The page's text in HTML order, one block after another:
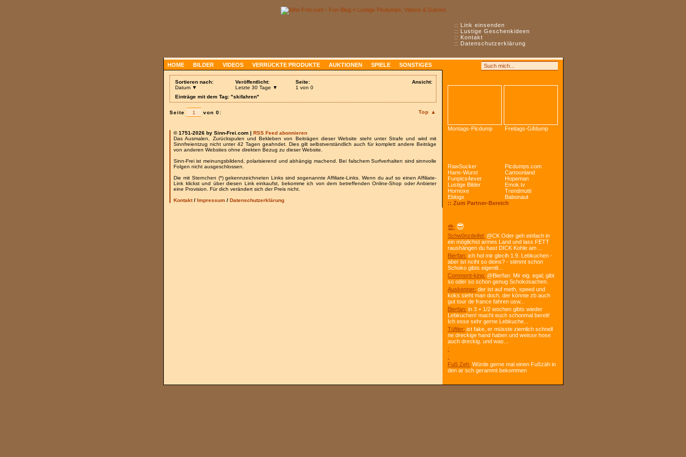
:: Link einsenden
:: Lustige Geschenkideen
:: Kontakt
:: Datenschutzerklärung
HOME BILDER VIDEOS VERRÜCKTE PRODUKTE AUKTIONEN SPIELE SONSTIGES
Ansicht:
Sortieren nach:
Datum ▼
Veröffentlicht:
Letzte 30 Tage ▼
Seite:
1 von 0
Einträge mit dem Tag: "skifahren"
Top ▲
Seite von 0:
© 1751-2026 by Sinn-Frei.com | RSS Feed abonnieren
Das Ausmalen, Zurückspulen und Bekleben von Beiträgen dieser Website steht unter Strafe und wird mit
Sinnfreientzug nicht unter 42 Tagen geahndet. Dies gilt selbstverständlich auch für komplett andere Beiträge
von anderen Websites ohne direkten Bezug zu dieser Website.
Sinn-Frei ist meinungsbildend, polarisierend und abhängig machend. Bei falschem Surfverhalten sind sinnvolle
Folgen nicht ausgeschlossen.
Die mit Sternchen (*) gekennzeichneten Links sind sogenannte Affiliate-Links. Wenn du auf so einen Affiliate-
Link klickst und über diesen Link einkaufst, bekomme ich von dem betreffenden Online-Shop oder Anbieter
eine Provision. Für dich verändert sich der Preis nicht.
Kontakt/ Impressum / Datenschutzerklärung
Montags-Picdump Freitags-Gifdump
RawSucker
Picdumps.com
Hans-Wurst
Cartoonland
Funpics4ever
Hopeman
Lustige Bilder
Emok.tv
Hornoxe
Trendmutti
Eblogx
Babonaut
:: Zum Partner-Bereich
😎: 😎
Schw0nzdeifel: @CK Oder geh einfach in
ein möglichst armes Land und lass FETT
raushängen du hast DICK Kohle am ...
Bierfan: ich hol mir glecih 1.9. Lebkuchen -
aber ist nciht so deins? - stimmt schon
Schoko gibts eigentli...
Comment-king: @Bierfan: Mir eig. egal; gibt
so oder so schon genug Schokosachen.
Auskenner: der ist auf meth, speed und
koks sieht man doch, der könnte zb auch
gut tour de france fahren usw...
Bierfan: in 3 + 1/2 wochen gibts wieder
Lebkuchen! macht euch schonmal bereit!
Ich esse sehr gerne Lebkuche...
Tüftler: ist fake, er müsste ziemlich schnell
ne dreckige hand haben und weisse hose
auch dreckig. und was...
:
:
Fuß Zeh: Würde gerne mal einen Fußzäh in
den ar sch gerammt bekommen